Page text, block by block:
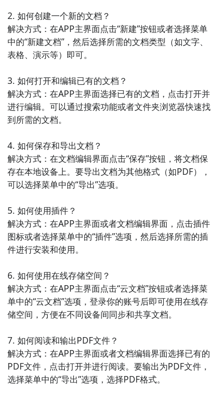
5. 《搜狐视频》- 搜狐视频是搜狐旗下的视频平台，提
供最全面的影视资源和热门综艺节目。用户可以通过搜
狐视频APP观看最新的电影、电视剧和综艺节目，并可
6. 《土豆视频》- 土豆视频是一个以短视频为主题的移
动应用程序，用户可以在土豆视频APP上观看用户上传
的各种短视频内容，包括搞笑、美食、旅游等。
7. 《快手短视频》- 快手短视频是一个以短视频为主题
的社交媒体平台，用户可以在快手短视频APP上录制和
分享自己的短视频，还可以观看其他用户的短视频作
品。
8. 《蜻蜓FM》- 蜻蜓FM是一款热门的在线音频平台，
用户可以在蜻蜓FM APP上收听最新的音频节目，包括
有声小说、广播剧、相声等。
享平台，用户可以在喜马拉雅FM APP上收听来自全球
各地的音频节目，包括音乐、电台、有声书等。
10. 《芒果TV》- 芒果TV是湖南广播电视台旗下的视频
果TV APP观看湖南卫视的热门综艺节目，以及其他精彩
的电视剧作品。
2. 如何创建一个新的文档？
解决方式：在APP主界面点击“新建”按钮或者选择菜单
中的“新建文档”，然后选择所需的文档类型（如文字、
表格、演示等）即可。
3. 如何打开和编辑已有的文档？
解决方式：在APP主界面选择已有的文档，点击打开并
进行编辑。可以通过搜索功能或者文件夹浏览器快速找
到所需的文档。
4. 如何保存和导出文档？
解决方式：在文档编辑界面点击“保存”按钮，将文档保
存在本地设备上。要导出文档为其他格式（如PDF），
可以选择菜单中的“导出”选项。
5. 如何使用插件？
解决方式：在APP主界面或者文档编辑界面，点击插件
图标或者选择菜单中的“插件”选项，然后选择所需的插
件进行安装和使用。
6. 如何使用在线存储空间？
解决方式：在APP主界面点击“云文档”按钮或者选择菜
单中的“云文档”选项，登录你的账号后即可使用在线存
储空间，方便在不同设备间同步和共享文档。
7. 如何阅读和输出PDF文件？
解决方式：在APP主界面或者文档编辑界面选择已有的
PDF文件，点击打开并进行阅读。要输出为PDF文件，
选择菜单中的“导出”选项，选择PDF格式。